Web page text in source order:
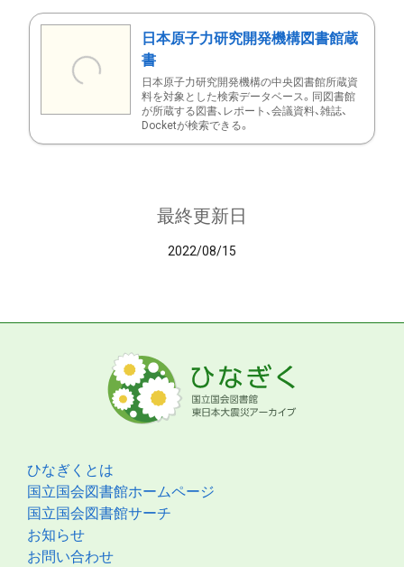
日本原子力研究開発機構図書館蔵
書
日本原子力研究開発機構の中央図書館所蔵資
料を対象とした検索データベース。同図書館
が所蔵する図書、レポート、会議資料、雑誌、
Docketが検索できる。
最終更新日
2022/08/15
ひなぎくとは
国立国会図書館ホームページ
国立国会図書館サーチ
お知らせ
お問い合わせ